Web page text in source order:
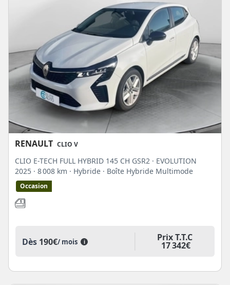
RENAULT CLIO V
CLIO E-TECH FULL HYBRID 145 CH GSR2 · EVOLUTION
2025 · 8 008 km · Hybride · Boîte Hybride Multimode
Occasion
Dès 190€/ mois i Prix T.T.C
17 342€